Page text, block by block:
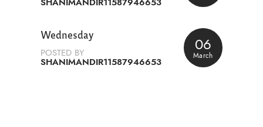
SHANIMANDIR11587946653
06
March
Wednesday
POSTED BY
SHANIMANDIR11587946653